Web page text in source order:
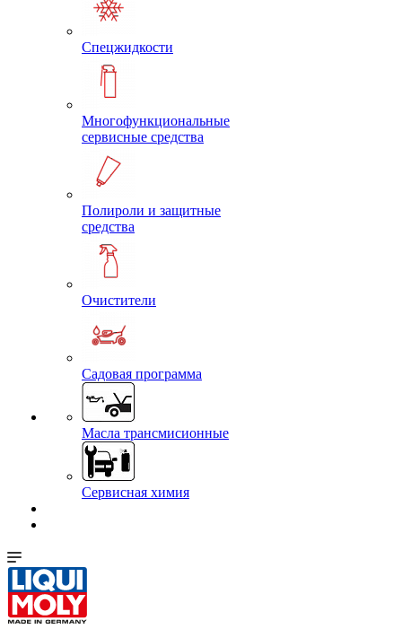
Спецжидкости
Многофункциональные
сервисные средства
Полироли и защитные
средства
Очистители
Садовая программа
Масла трансмисионные
Сервисная химия